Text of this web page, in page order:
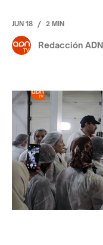
JUN 18 / 2 MIN
Redacción